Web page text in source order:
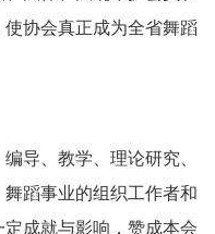
协会真正成为全省舞蹈
导、教学、理论研究、
蹈事业的组织工作者和
成就与影响，赞成本会